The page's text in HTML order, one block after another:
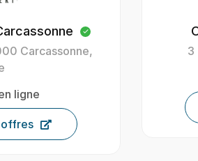
Carcassonne,
ligne
offres
3